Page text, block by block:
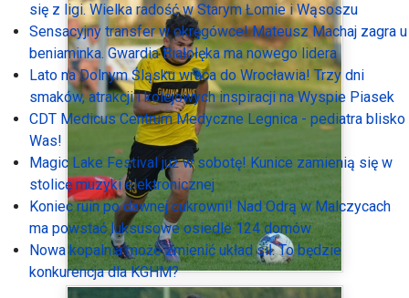
się z ligi. Wielka radość w Starym Łomie i Wąsoszu
Sensacyjny transfer w okręgówce! Mateusz Machaj zagra u
beniaminka. Gwardia Białołęka ma nowego lidera
Lato na Dolnym Śląsku wraca do Wrocławia! Trzy dni
smaków, atrakcji i kolejowych inspiracji na Wyspie Piasek
CDT Medicus Centrum Medyczne Legnica - pediatra blisko
Was!
Magic Lake Festival już w sobotę! Kunice zamienią się w
stolicę muzyki elektronicznej
Koniec ruin po dawnej cukrowni! Nad Odrą w Malczycach
ma powstać luksusowe osiedle 124 domów
Nowa kopalnia może zmienić układ sił. To będzie
konkurencja dla KGHM?